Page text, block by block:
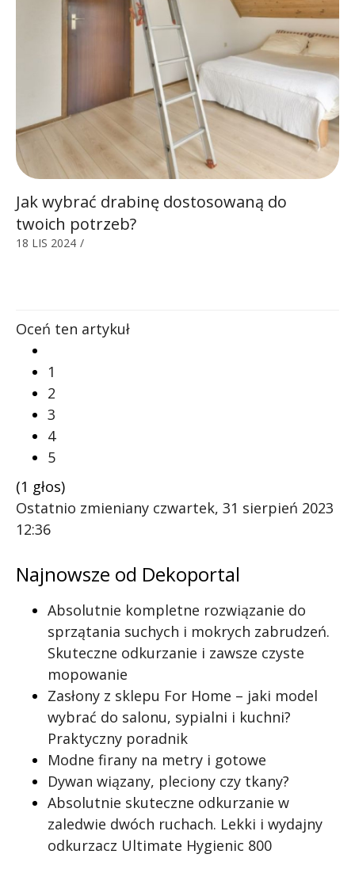
Jak wybrać drabinę dostosowaną do
twoich potrzeb?
18 LIS 2024 /
Oceń ten artykuł
1
2
3
4
5
(1 głos)
Ostatnio zmieniany czwartek, 31 sierpień 2023
12:36
Najnowsze od Dekoportal
Absolutnie kompletne rozwiązanie do
sprzątania suchych i mokrych zabrudzeń.
Skuteczne odkurzanie i zawsze czyste
mopowanie
Zasłony z sklepu For Home – jaki model
wybrać do salonu, sypialni i kuchni?
Praktyczny poradnik
Modne firany na metry i gotowe
Dywan wiązany, pleciony czy tkany?
Absolutnie skuteczne odkurzanie w
zaledwie dwóch ruchach. Lekki i wydajny
odkurzacz Ultimate Hygienic 800